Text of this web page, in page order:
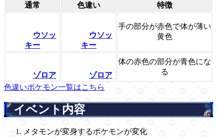
通常 色違い 特徴
ウソッ
キー
ウソッ
キー
手の部分が赤色で体が薄い
黄色
ゾロア ゾロア
体の赤色の部分が青色にな
る
色違いポケモン一覧はこちら
イベント内容
メタモンが変身するポケモンが変化